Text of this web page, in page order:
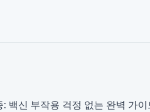
백신 부작용 걱정 없는 완벽 가